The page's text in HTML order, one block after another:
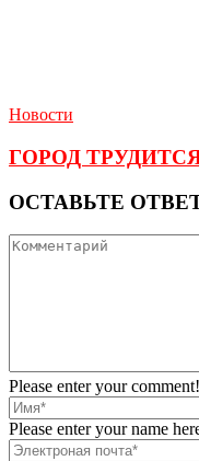
Новости
ГОРОД
ОСТАВЬТЕ
Please enter your comment!
Please enter your name